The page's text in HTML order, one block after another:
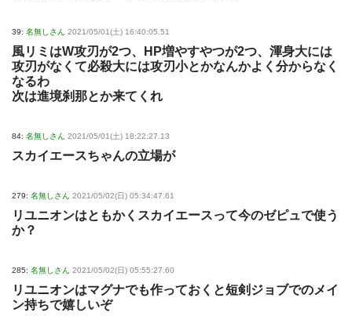
39: 名無しさん 2021/05/01(土) 16:40:05.51
風リミはW攻刃が2つ、HP増やすやつが2つ、渾身大には
攻刃がなくて必殺大には攻刃小とかなんかよく分からなく
なるわ
次は進境刹那とか来てくれ
84: 名無しさん 2021/05/01(土) 18:22:27.13
スカイエースちゃんの立場が
279: 名無しさん 2021/05/02(日) 05:34:47.61
リユニオンはともかくスカイエースって今のゼピュで使う
か？
285: 名無しさん 2021/05/02(日) 05:55:27.60
リユニオンはマグナでも作っておくと短剣ジョブでのメイ
ン持ちで嬉しいぞ